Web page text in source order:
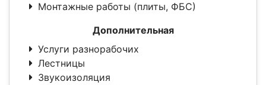
Монтажные работы (плиты, ФБС)
Дополнительная
Услуги разнорабочих
Лестницы
Звукоизоляция